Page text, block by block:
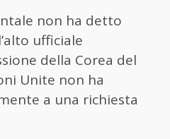
non ha detto
ufficiale
della Corea del
Unite non ha
a una richiesta